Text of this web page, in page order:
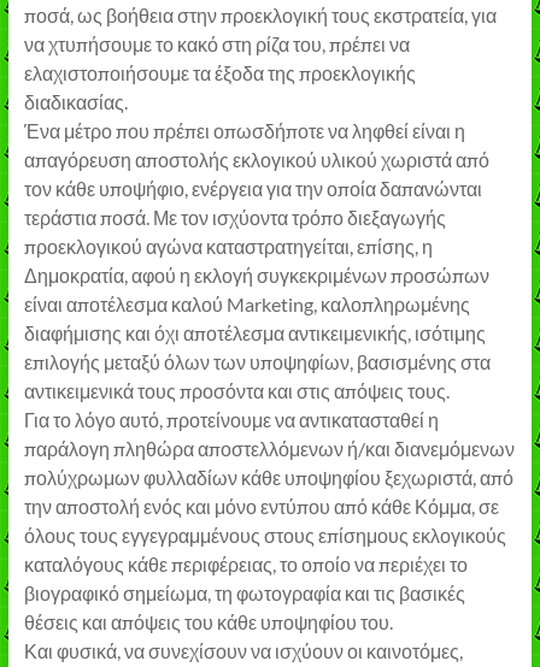
ποσά, ως βοήθεια στην προεκλογική τους εκστρατεία, για
να χτυπήσουμε το κακό στη ρίζα του, πρέπει να
ελαχιστοποιήσουμε τα έξοδα της προεκλογικής
διαδικασίας.
Ένα μέτρο που πρέπει οπωσδήποτε να ληφθεί είναι η
απαγόρευση αποστολής εκλογικού υλικού χωριστά από
τον κάθε υποψήφιο, ενέργεια για την οποία δαπανώνται
τεράστια ποσά. Με τον ισχύοντα τρόπο διεξαγωγής
προεκλογικού αγώνα καταστρατηγείται, επίσης, η
Δημοκρατία, αφού η εκλογή συγκεκριμένων προσώπων
είναι αποτέλεσμα καλού Marketing, καλοπληρωμένης
διαφήμισης και όχι αποτέλεσμα αντικειμενικής, ισότιμης
επιλογής μεταξύ όλων των υποψηφίων, βασισμένης στα
αντικειμενικά τους προσόντα και στις απόψεις τους.
Για το λόγο αυτό, προτείνουμε να αντικατασταθεί η
παράλογη πληθώρα αποστελλόμενων ή/και διανεμόμενων
πολύχρωμων φυλλαδίων κάθε υποψηφίου ξεχωριστά, από
την αποστολή ενός και μόνο εντύπου από κάθε Κόμμα, σε
όλους τους εγγεγραμμένους στους επίσημους εκλογικούς
καταλόγους κάθε περιφέρειας, το οποίο να περιέχει το
βιογραφικό σημείωμα, τη φωτογραφία και τις βασικές
θέσεις και απόψεις του κάθε υποψηφίου του.
Και φυσικά, να συνεχίσουν να ισχύουν οι καινοτόμες,